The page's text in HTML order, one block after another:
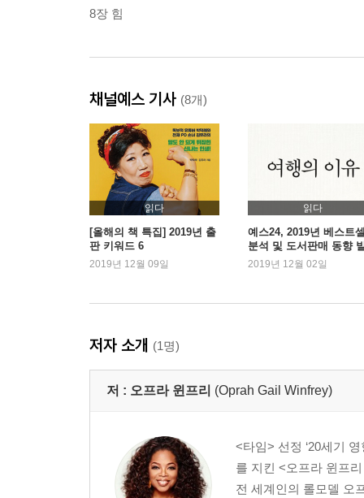
8장 힘
채널예스 기사 (8개)
읽다
[올해의 책 특집] 2019년 출
판 키워드 6
2019년 12월 09일
읽다
예스24, 2019년 베스트
분석 및 도서판매 동향
2019년 12월 02일
저자 소개 (1명)
저 : 오프라 윈프리 (Oprah Gail Winfrey)
<타임> 선정 ‘20세기
를 지킨 <오프라 윈프
전 세계인의 롤모델 오